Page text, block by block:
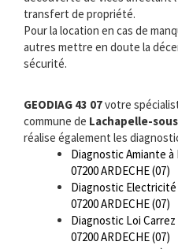
transfert de propriété.
Pour la location en cas de
autres mettre en doute la
sécurité.
GEODIAG 43 07votre
commune de Lachapelle-
réalise également les
Diagnostic Amiante
07200 ARDECHE (07)
Diagnostic
07200 ARDECHE (07)
Diagnostic Loi
07200 ARDECHE (07)